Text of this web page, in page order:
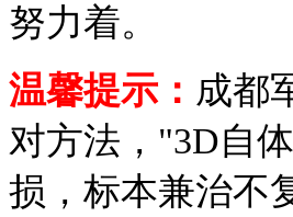
努力着。
温馨提示： 成都
对方法，"3D自
损，标本兼治不